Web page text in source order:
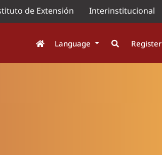
de Extensión Interinstitucional
Language Register